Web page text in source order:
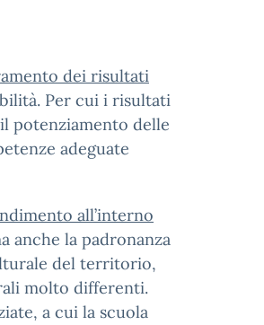
dei risultati
Per cui i risultati
potenziamento delle
adeguate
all’interno
anche la padronanza
del territorio,
molto differenti.
a cui la scuola